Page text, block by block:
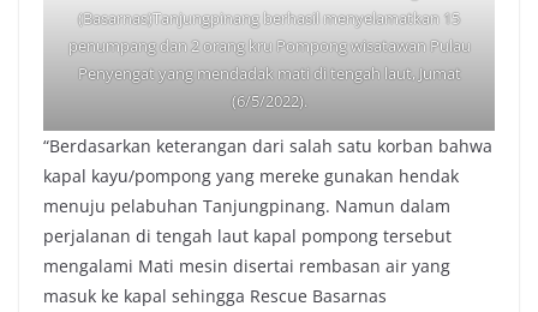
(Basarnas)Tanjungpinang berhasil menyelamatkan 15
penumpang dan 2 orang kru Pompong wisatawan Pulau
Penyengat yang mendadak mati di tengah laut, Jumat
(6/5/2022).
“Berdasarkan keterangan dari salah satu korban bahwa
kapal kayu/pompong yang mereke gunakan hendak
menuju pelabuhan Tanjungpinang. Namun dalam
perjalanan di tengah laut kapal pompong tersebut
mengalami Mati mesin disertai rembasan air yang
masuk ke kapal sehingga Rescue Basarnas